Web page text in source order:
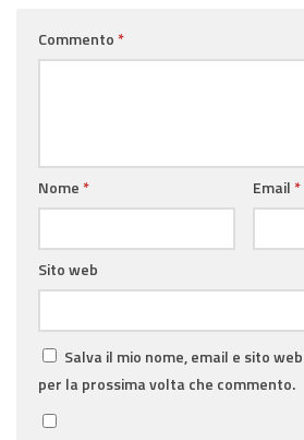
Commento *
Nome * Email *
Sito web
Salva il mio nome, email e sito
per la prossima volta che commento.